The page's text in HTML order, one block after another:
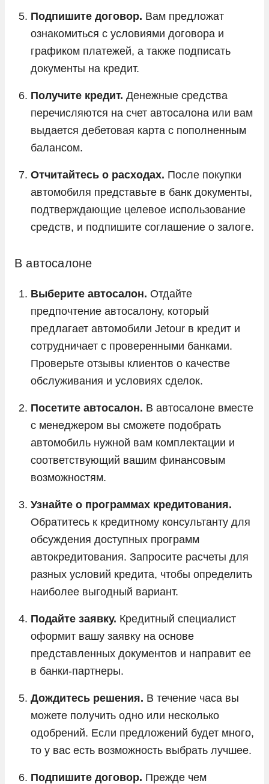
Подпишите договор. Вам предложат
ознакомиться с условиями договора и
графиком платежей, а также подписать
документы на кредит.
Получите кредит. Денежные средства
перечисляются на счет автосалона или вам
выдается дебетовая карта с пополненным
балансом.
Отчитайтесь о расходах. После покупки
автомобиля представьте в банк документы,
подтверждающие целевое использование
средств, и подпишите соглашение о залоге.
В автосалоне
Выберите автосалон. Отдайте
предпочтение автосалону, который
предлагает автомобили Jetour в кредит и
сотрудничает с проверенными банками.
Проверьте отзывы клиентов о качестве
обслуживания и условиях сделок.
Посетите автосалон. В автосалоне вместе
с менеджером вы сможете подобрать
автомобиль нужной вам комплектации и
соответствующий вашим финансовым
возможностям.
Узнайте о программах кредитования.
Обратитесь к кредитному консультанту для
обсуждения доступных программ
автокредитования. Запросите расчеты для
разных условий кредита, чтобы определить
наиболее выгодный вариант.
Подайте заявку. Кредитный специалист
оформит вашу заявку на основе
представленных документов и направит ее
в банки-партнеры.
Дождитесь решения. В течение часа вы
можете получить одно или несколько
одобрений. Если предложений будет много,
то у вас есть возможность выбрать лучшее.
Подпишите договор. Прежде чем